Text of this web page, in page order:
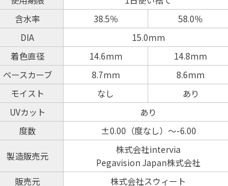
含水率
38.5％
58.0％
DIA
15.0mm
着色直径
14.6mm
14.8mm
ベースカーブ
8.7mm
8.6mm
モイスト
なし
あり
UVカット
あり
度数
±0.00（度なし）～-6.00
製造販売元
株式会社intervia
Pegavision Japan株式会社
販売元
株式会社スウィート